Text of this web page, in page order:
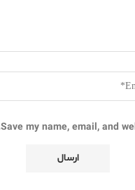
Save my name, email, and